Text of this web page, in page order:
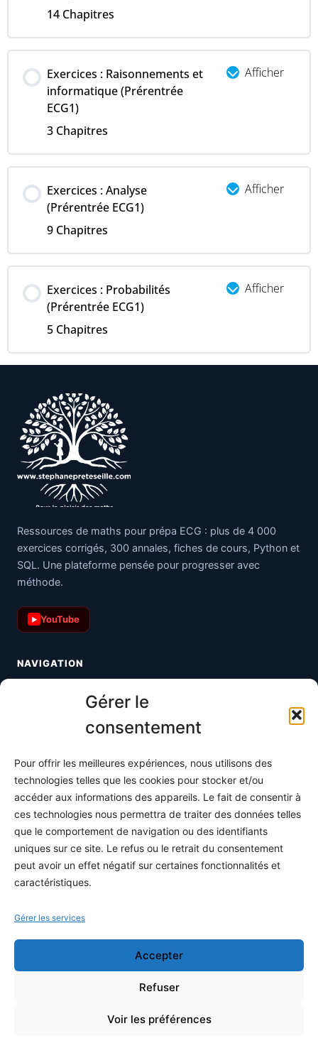
Gérer le
consentement
Pour offrir les meilleures expériences, nous utilisons des
technologies telles que les cookies pour stocker et/ou
accéder aux informations des appareils. Le fait de consentir à
ces technologies nous permettra de traiter des données telles
que le comportement de navigation ou des identifiants
uniques sur ce site. Le refus ou le retrait du consentement
peut avoir un effet négatif sur certaines fonctionnalités et
caractéristiques.
Gérer les services
Accepter
Refuser
Voir les préférences
14 Chapitres
Exercices : Raisonnements et
informatique (Prérentrée
ECG1)
3 Chapitres
Afficher
Exercices : Analyse
(Prérentrée ECG1)
9 Chapitres
Afficher
Exercices : Probabilités
(Prérentrée ECG1)
5 Chapitres
Afficher
Ressources de maths pour prépa ECG : plus de 4 000
exercices corrigés, 300 annales, fiches de cours, Python et
SQL. Une plateforme pensée pour progresser avec
méthode.
▶ YouTube
NAVIGATION
S'abonner
À propos
Contact / Support
Mes publications
INFORMATIONS LÉGALES
Conditions générales de vente